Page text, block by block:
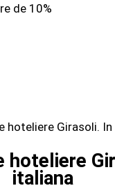
de 10%
italiana